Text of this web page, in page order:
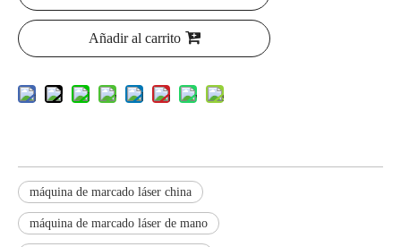
Añadir al carrito
máquina de marcado láser china
máquina de marcado láser de mano